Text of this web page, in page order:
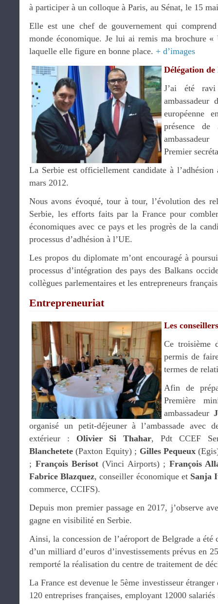
à participer à un colloque à Paris, au Sénat, le 15
Elle est une chef de gouvernement qui
monde économique. Je lui ai remis ma brochure
laquelle elle figure en bonne place. + d’images
Délégation de
J’ai été
européenne
présence de
Premier
La Serbie est officiellement candidate à l’adhésion
mars 2012.
Nous avons évoqué, tour à tour, l’évolution des
Serbie, les efforts faits par la France pour
économiques avec ce pays et les progrès de la
processus d’adhésion à l’UE.
Les propos du diplomate m’ont encouragé à
processus d’intégration des pays des Balkans
collègues parlementaires et les entrepreneurs
Entrepreneuriat
Les
Ce troisième
permis de
termes de
Afin de
Première
ambassadeur
organisé un petit-déjeuner à l’ambassade avec
extérieur : Olivier Si Thahar, Pdt CCEF
Blanchetete (Paxton Equity) ; Gilles Pequeux
; François Berisot (Vinci Airports) ; François
Fabrice Blazquez, conseiller économique et Sanja
commerce, CCIFS).
Depuis mon premier passage en 2017, j’observe
gagne en visibilité en Serbie.
Ainsi, la concession de l’aéroport de Belgrade a
d’un milliard d’euros d’investissements prévus en
remporté la réalisation du centre de traitement de
La France est devenue le 5ème investisseur
120 entreprises françaises, employant 12000